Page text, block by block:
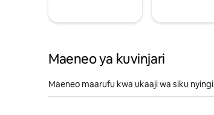
Maeneo ya kuvinjari
Maeneo maarufu kwa ukaaji wa siku nyingi